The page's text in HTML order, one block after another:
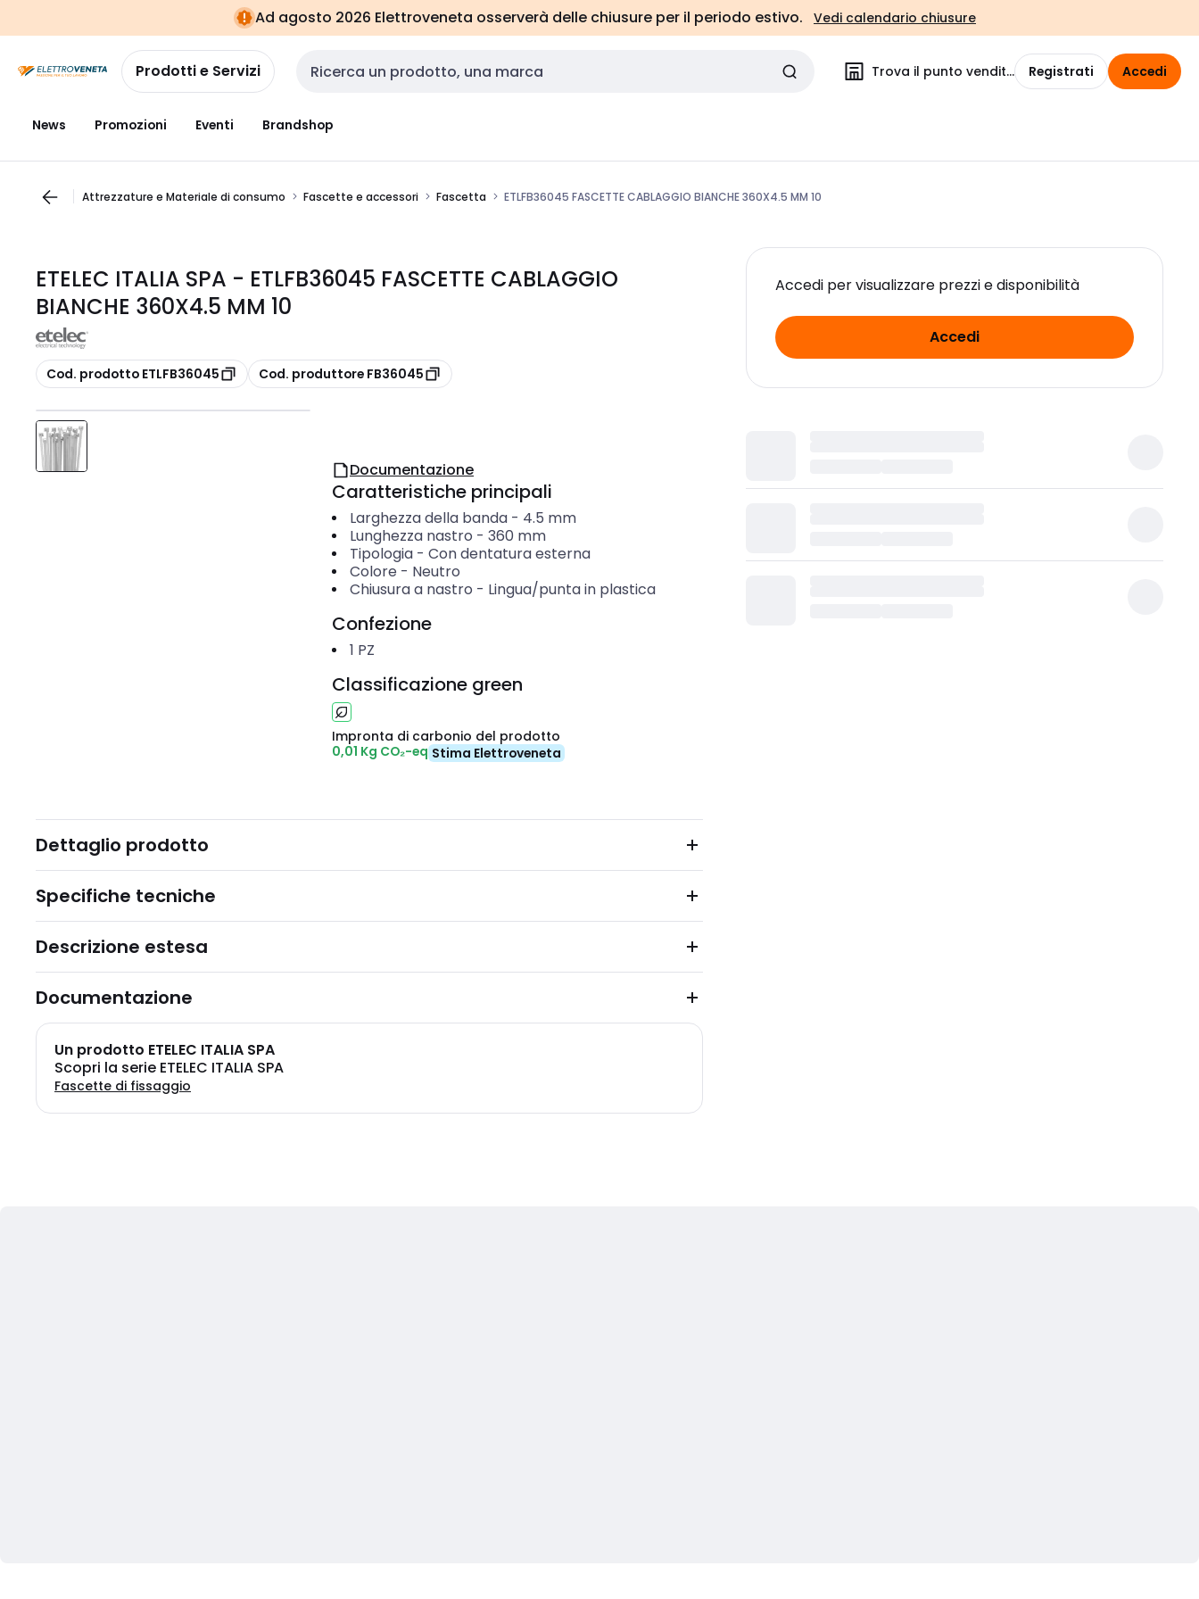
navigazionealla
pagina
Ad agosto 2026 Elettroveneta osserverà delle chiusure per il periodo estivo. Vedi calendario chiusure
Prodotti e Servizi Cerca input Trova il punto vendita Registrati Accedi
News Promozioni Eventi Brandshop
Attrezzature e Materiale di consumo Fascette e accessori Fascetta ETLFB36045 FASCETTE CABLAGGIO BIANCHE 360X4.5 MM 10
ETELEC ITALIA SPA - ETLFB36045 FASCETTE CABLAGGIO
BIANCHE 360X4.5 MM 10
copia
Cod. prodotto ETLFB36045 copia
Cod. produttore FB36045
Accedi per visualizzare prezzi e disponibilità
Accedi
Documentazione
Caratteristiche principali
Larghezza della banda- 4.5 mm
Lunghezza nastro - 360 mm
Tipologia- Con dentatura esterna
Colore - Neutro
Chiusura a nastro - Lingua/punta in plastica
Confezione
1 PZ
Classificazione green
Impronta di carbonio del prodotto
0,01 Kg CO₂-eq Stima Elettroveneta
Dettaglio prodotto
Specifiche tecniche
Descrizione estesa
Documentazione
Un prodotto ETELEC ITALIA SPA
Scopri la serie ETELEC ITALIA SPA
Fascette di fissaggio